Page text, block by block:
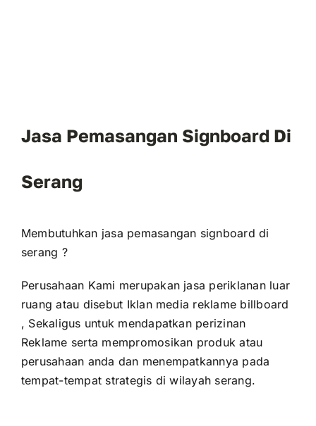
Jasa Pemasangan Signboard Di
Serang
Membutuhkan jasa pemasangan signboard di
serang ?
Perusahaan Kami merupakan jasa periklanan luar
ruang atau disebut Iklan media reklame billboard
, Sekaligus untuk mendapatkan perizinan
Reklame serta mempromosikan produk atau
perusahaan anda dan menempatkannya pada
tempat-tempat strategis di wilayah serang.